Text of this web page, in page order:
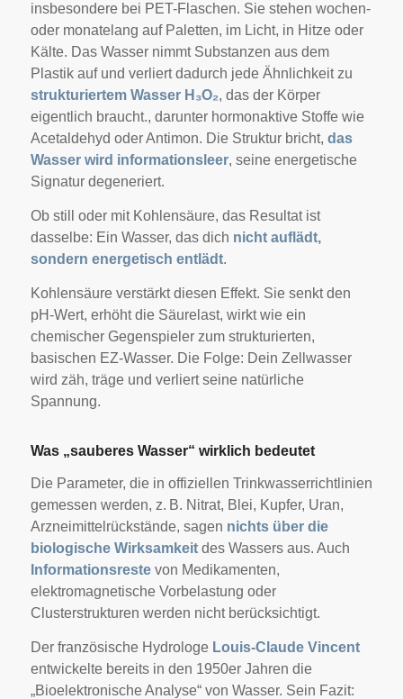
insbesondere bei PET-Flaschen. Sie stehen wochen-
oder monatelang auf Paletten, im Licht, in Hitze oder
Kälte. Das Wasser nimmt Substanzen aus dem
Plastik auf und verliert dadurch jede Ähnlichkeit zu
strukturiertem Wasser H₃O₂, das der Körper
eigentlich braucht., darunter hormonaktive Stoffe wie
Acetaldehyd oder Antimon. Die Struktur bricht, das
Wasser wird informationsleer, seine energetische
Signatur degeneriert.
Ob still oder mit Kohlensäure, das Resultat ist
dasselbe: Ein Wasser, das dich nicht auflädt,
sondern energetisch entlädt.
Kohlensäure verstärkt diesen Effekt. Sie senkt den
pH-Wert, erhöht die Säurelast, wirkt wie ein
chemischer Gegenspieler zum strukturierten,
basischen EZ-Wasser. Die Folge: Dein Zellwasser
wird zäh, träge und verliert seine natürliche
Spannung.
Was „sauberes Wasser“ wirklich bedeutet
Die Parameter, die in offiziellen Trinkwasserrichtlinien
gemessen werden, z. B. Nitrat, Blei, Kupfer, Uran,
Arzneimittelrückstände, sagen nichts über die
biologische Wirksamkeitdes Wassers aus. Auch
Informationsrestevon Medikamenten,
elektromagnetische Vorbelastung oder
Clusterstrukturen werden nicht berücksichtigt.
Der französische Hydrologe Louis-Claude Vincent
entwickelte bereits in den 1950er Jahren die
„Bioelektronische Analyse“ von Wasser. Sein Fazit: